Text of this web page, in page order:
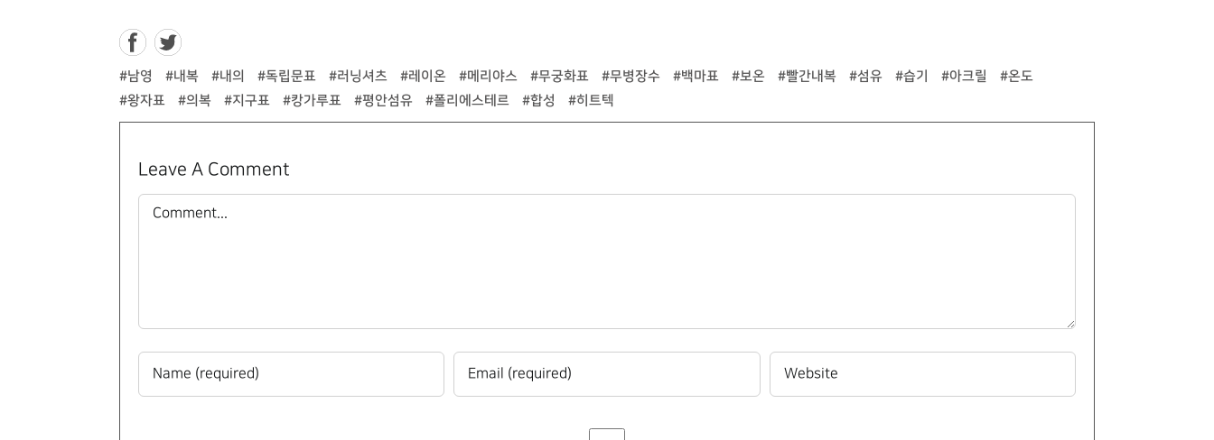
#남영 #내복 #내의 #독립문표 #러닝셔츠 #레이온 #메리야스 #무궁화표 #무병장수 #백마표 #보온 #빨간내복 #섬유 #습기 #아크릴
#온도
#왕자표
#의복 #지구표 #캉가루표 #평안섬유 #폴리에스테르 #합성 #히트텍
Leave A Comment
Comment